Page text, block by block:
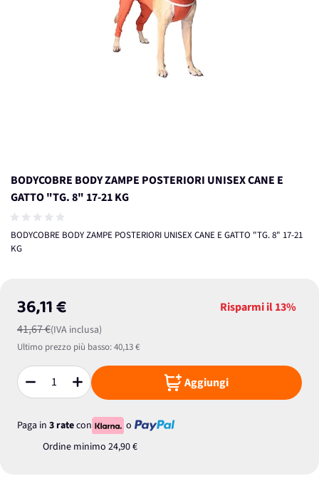
BODYCOBRE BODY ZAMPE POSTERIORI UNISEX CANE E
GATTO "TG. 8" 17-21 KG
BODYCOBRE BODY ZAMPE POSTERIORI UNISEX CANE E GATTO "TG. 8" 17-21
KG
36,11 €
41,67 €(IVA inclusa)
Risparmi il13%
Ultimo prezzo più basso:40,13 €
Quantità Aggiungi
Paga in 3 ratecon
o
Ordine minimo 24,90 €